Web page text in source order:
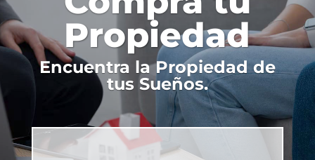
Propiedad
Encuentra la Propiedad de
tus Sueños.